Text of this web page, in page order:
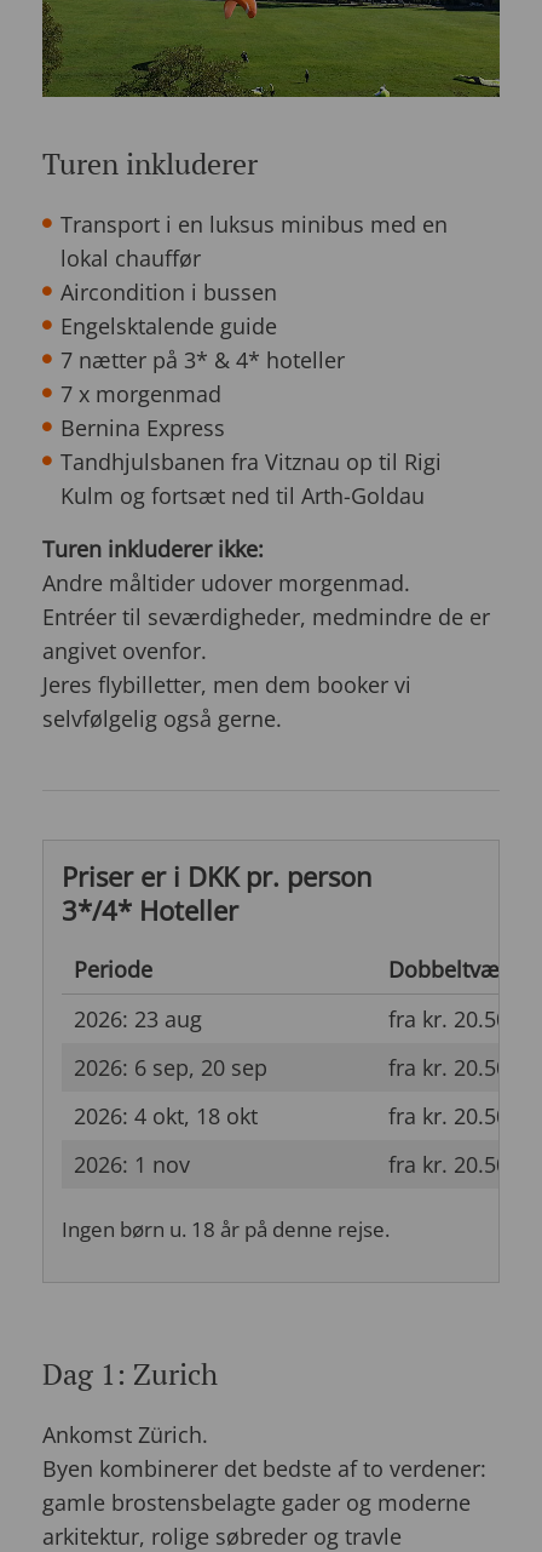
Turen inkluderer
Transport i en luksus minibus med en
lokal chauffør
Aircondition i bussen
Engelsktalende guide
7 nætter på 3* & 4* hoteller
7 x morgenmad
Bernina Express
Tandhjulsbanen fra Vitznau op til Rigi
Kulm og fortsæt ned til Arth-Goldau
Turen inkluderer ikke:
Andre måltider udover morgenmad.
Entréer til seværdigheder, medmindre de er
angivet ovenfor.
Jeres flybilletter, men dem booker vi
selvfølgelig også gerne.
Priser er i DKK pr. person
3*/4* Hoteller
Periode
2026: 23 aug
fra kr. 20.500
2026: 6 sep, 20 sep
fra kr. 20.500
2026: 4 okt, 18 okt
fra kr. 20.500
2026: 1 nov
fra kr. 20.500
Ingen børn u. 18 år på denne rejse.
Dag 1: Zurich
Ankomst Zürich.
Byen kombinerer det bedste af to verdener:
gamle brostensbelagte gader og moderne
arkitektur, rolige søbreder og travle